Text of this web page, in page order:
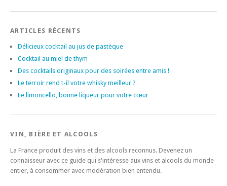
ARTICLES RÉCENTS
Délicieux cocktail au jus de pastèque
Cocktail au miel de thym
Des cocktails originaux pour des soirées entre amis !
Le terroir rend t-il votre whisky meilleur ?
Le limoncello, bonne liqueur pour votre cœur
VIN, BIÈRE ET ALCOOLS
La France produit des vins et des alcools reconnus. Devenez un
connaisseur avec ce guide qui s'intéresse aux vins et alcools du monde
entier, à consommer avec modération bien entendu.